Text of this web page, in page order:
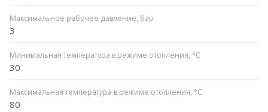
Максимальное рабочее давление, бар
3
Минимальная температура в режиме отопления, °C
30
Максимальная температура в режиме отопления, °C
80